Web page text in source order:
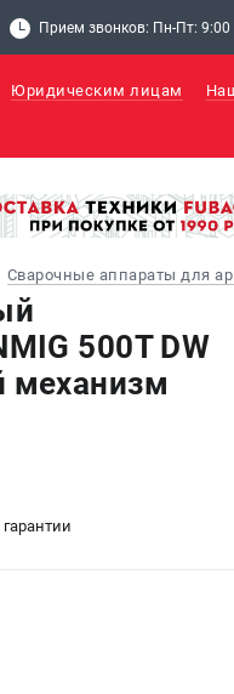
Прием звонков: Пн-Пт: 9:00
Юридическим лицам
Сварочные аппараты для
500Т DW
механизм
гарантии